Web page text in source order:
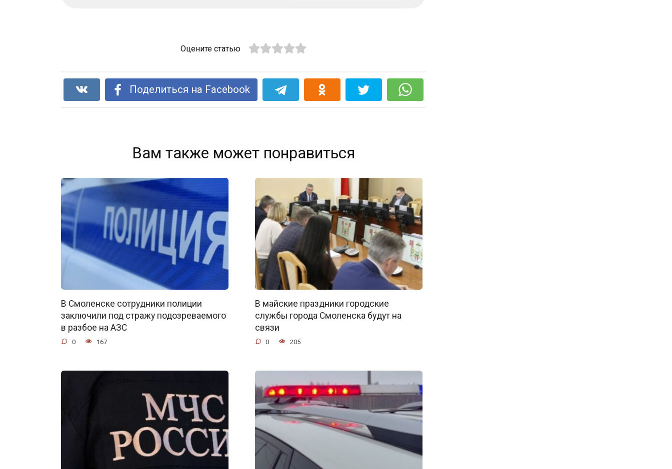
Оцените статью
Поделиться на Facebook
Вам также может понравиться
В Смоленске сотрудники полиции
заключили под стражу подозреваемого
в разбое на АЗС
0 167
В майские праздники городские
службы города Смоленска будут на
связи
0 205